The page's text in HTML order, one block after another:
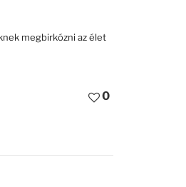
megbirkózni az élet
0